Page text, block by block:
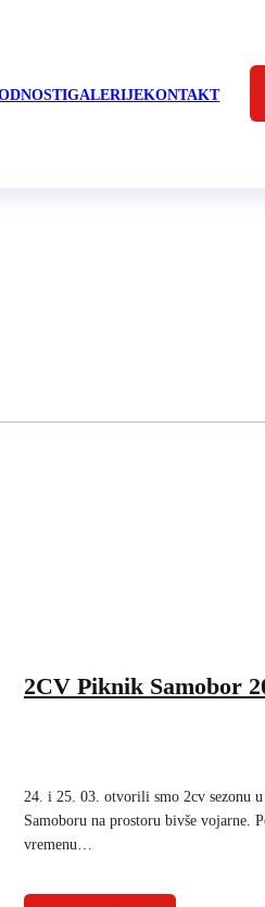
GALERIJEKONTAKT
2CV Piknik Samobor
24. i 25. 03. otvorili smo 2cv sezonu
Samoboru na prostoru bivše vojarne.
vremenu…